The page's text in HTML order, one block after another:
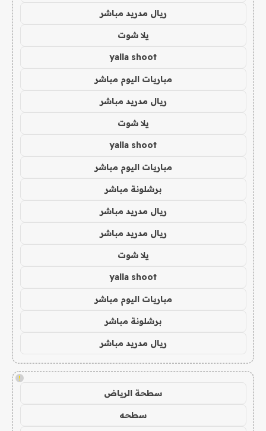
ريال مدريد مباشر
يلا شوت
yalla shoot
مباريات اليوم مباشر
ريال مدريد مباشر
يلا شوت
yalla shoot
مباريات اليوم مباشر
برشلونة مباشر
ريال مدريد مباشر
ريال مدريد مباشر
يلا شوت
yalla shoot
مباريات اليوم مباشر
برشلونة مباشر
ريال مدريد مباشر
!
سطحة الرياض
سطحه